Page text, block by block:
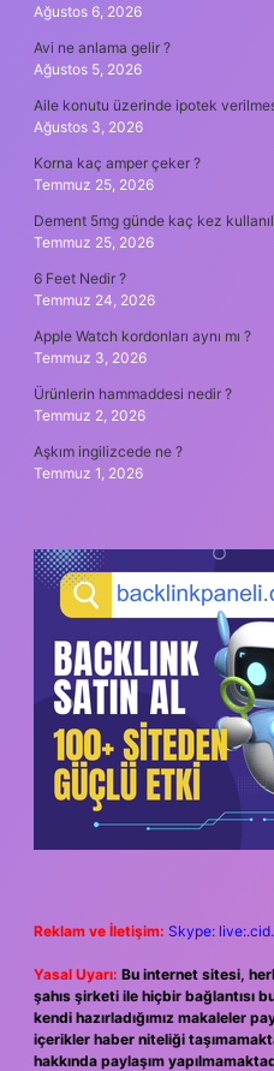
Ağustos 6, 2026
Avi ne anlama gelir ?
Ağustos 5, 2026
Aile konutu üzerinde ipotek
Ağustos 3, 2026
Korna kaç amper çeker ?
Temmuz 25, 2026
Dement 5mg günde kaç kez
Temmuz 25, 2026
6 Feet Nedir ?
Temmuz 24, 2026
Apple Watch kordonları aynı mı ?
Temmuz 3, 2026
Ürünlerin hammaddesi nedir ?
Temmuz 2, 2026
Aşkım ingilizcede ne ?
Temmuz 1, 2026
Reklam ve İletişim: Skype:
Yasal Uyarı: Bu internet sitesi,
şahıs şirketi ile hiçbir bağlantısı
kendi hazırladığımız makaleler
içerikler haber niteliği
hakkında paylaşım